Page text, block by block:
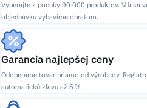
Vyberajte z ponuky 90 000 produktov. Vďaka
objednávku vybavíme obratom.
Garancia najlepšej ceny
Odoberáme tovar priamo od výrobcov.
automatickú zľavu až 5 %.